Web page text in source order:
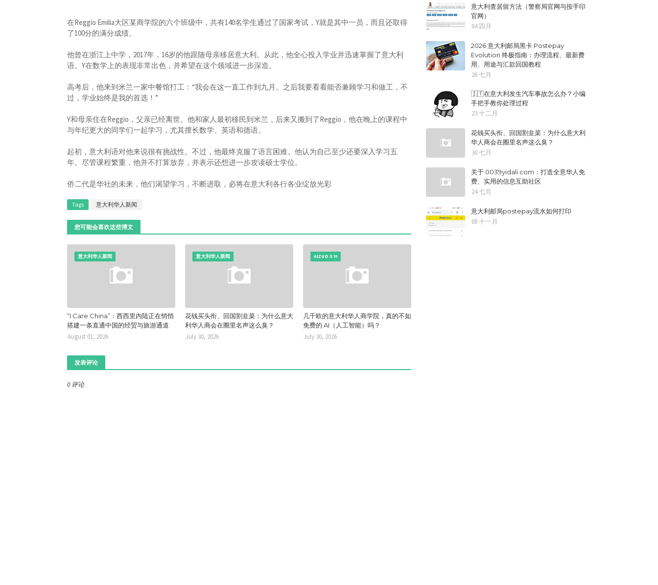
在Reggio Emilia大区某商学院的六个班级中，共有140名学生通过了国家考试，Y就是其中一员，而且还取得
了100分的满分成绩。
他曾在浙江上中学，2017年，16岁的他跟随母亲移居意大利。从此，他全心投入学业并迅速掌握了意大利
语。Y在数学上的表现非常出色，并希望在这个领域进一步深造。
高考后，他来到米兰一家中餐馆打工：“我会在这一直工作到九月。之后我要看看能否兼顾学习和做工，不
过，学业始终是我的首选！”
Y和母亲住在Reggio，父亲已经离世。他和家人最初移民到米兰，后来又搬到了Reggio，他在晚上的课程中
与年纪更大的同学们一起学习，尤其擅长数学、英语和德语。
起初，意大利语对他来说很有挑战性。不过，他最终克服了语言困难。他认为自己至少还要深入学习五
年。尽管课程繁重，他并不打算放弃，并表示还想进一步攻读硕士学位。
侨二代是华社的未来，他们渴望学习，不断进取，必将在意大利各行各业绽放光彩
Tags 意大利华人新闻
您可能会喜欢这些博文
意大利华人新闻
“I Care China”：西西里内陆正在悄悄
搭建一条直通中国的经贸与旅游通道
August 01, 2026
意大利华人新闻
花钱买头衔、回国割韭菜：为什么意大
利华人商会在圈里名声这么臭？
July 30, 2026
AIZUO S YI
几千欧的意大利华人商学院，真的不如
免费的 AI（人工智能）吗？
July 30, 2026
发表评论
0 评论
意大利查居留方法（警察局官网与按手印
官网）
04 四月
2026 意大利邮局黑卡 Postepay
Evolution 终极指南：办理流程、最新费
用、用途与汇款回国教程
26 七月
🇮🇹在意大利发生汽车事故怎么办？小编
手把手教你处理过程
23 十二月
花钱买头衔、回国割韭菜：为什么意大利
华人商会在圈里名声这么臭？
30 七月
关于 0039yidali.com：打造全意华人免
费、实用的信息互助社区
24 七月
意大利邮局postepay流水如何打印
08 十一月